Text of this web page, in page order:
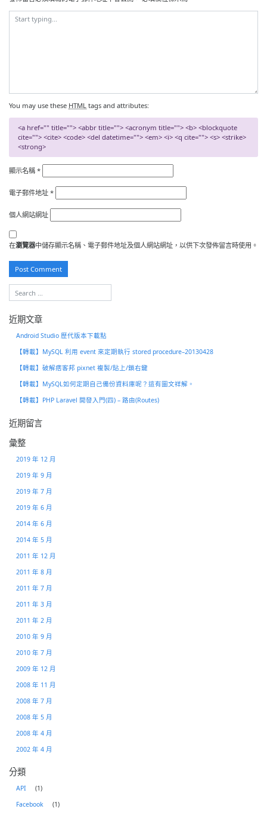
You may use these HTML tags and attributes:
<a href="" title=""> <abbr title=""> <acronym title=""> <b> <blockquote
cite=""> <cite> <code> <del datetime=""> <em> <i> <q cite=""> <s> <strike>
<strong>
顯示名稱 *
電子郵件地址 *
個人網站網址
在瀏覽器中儲存顯示名稱、電子郵件地址及個人網站網址，以供下次發佈留言時使用。
近期文章
Android Studio 歷代版本下載點
【轉載】MySQL 利用 event 來定期執行 stored procedure–20130428
【轉載】破解痞客邦 pixnet 複製/貼上/鎖右鍵
【轉載】MySQL如何定期自己備份資料庫呢？這有圖文祥解。
【轉載】PHP Laravel 開發入門(四) – 路由(Routes)
近期留言
彙整
2019 年 12 月
2019 年 9 月
2019 年 7 月
2019 年 6 月
2014 年 6 月
2014 年 5 月
2011 年 12 月
2011 年 8 月
2011 年 7 月
2011 年 3 月
2011 年 2 月
2010 年 9 月
2010 年 7 月
2009 年 12 月
2008 年 11 月
2008 年 7 月
2008 年 5 月
2008 年 4 月
2002 年 4 月
分類
API
(1)
Facebook
(1)